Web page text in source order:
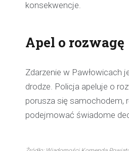
konsekwencje.
Apel o rozwagę
Zdarzenie w Pawłowicach
drodze. Policja apeluje o
porusza się samochodem,
podejmować świadome